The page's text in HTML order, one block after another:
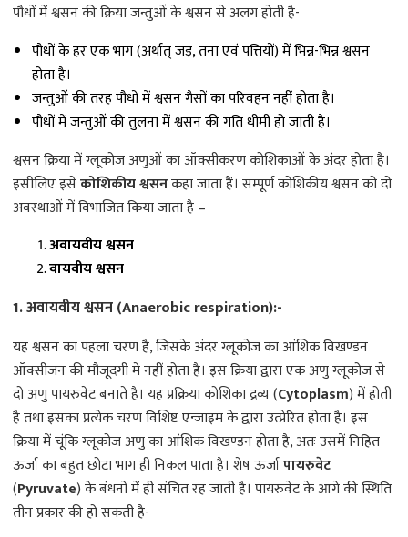
पौधों में श्वसन की क्रिया जन्तुओं के श्वसन से अलग होती है-
पौधों के हर एक भाग (अर्थात् जड़, तना एवं पत्तियों) में भिन्न-भिन्न श्वसन
होता है।
जन्तुओं की तरह पौधों में श्वसन गैसों का परिवहन नहीं होता है।
पौधों में जन्तुओं की तुलना में श्वसन की गति धीमी हो जाती है।
श्वसन क्रिया में ग्लूकोज अणुओं का ऑक्सीकरण कोशिकाओं के अंदर होता है।
इसीलिए इसेकोशिकीय श्वसनकहा जाता हैं। सम्पूर्ण कोशिकीय श्वसन को दो
अवस्थाओं में विभाजित किया जाता है –
अवायवीय श्वसन
वायवीय श्वसन
1. अवायवीय श्वसन (Anaerobic respiration):-
यह श्वसन का पहला चरण है, जिसके अंदर ग्लूकोज का आंशिक विखण्डन
ऑक्सीजन की मौजूदगी मे नहीं होता है। इस क्रिया द्वारा एक अणु ग्लूकोज से
दो अणु पायरुवेट बनाते है। यह प्रक्रिया कोशिका द्रव्य (Cytoplasm) में होती
है तथा इसका प्रत्येक चरण विशिष्ट एन्जाइम के द्वारा उत्प्रेरित होता है। इस
क्रिया में चूंकि ग्लूकोज अणु का आंशिक विखण्डन होता है, अतः उसमें निहित
ऊर्जा का बहुत छोटा भाग ही निकल पाता है। शेष ऊर्जापायरुवेट
(Pyruvate) के बंधनों में ही संचित रह जाती है। पायरुवेट के आगे की स्थिति
तीन प्रकार की हो सकती है-